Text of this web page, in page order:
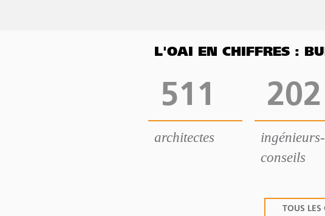
L'OAI EN CHIFFRES :
511
architectes
202
ingénieurs-
conseils
TOUS LES